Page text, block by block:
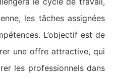
les tâches assignées
L’objectif est de
une offre attractive, qui
les professionnels dans